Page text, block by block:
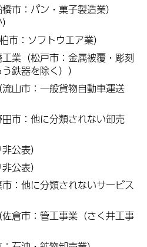
市：パン・菓子製造業）
市：ソフトウエア業）
業（松戸市：金属被覆・彫刻
鉄器を除く））
山市：一般貨物自動車運送
市：他に分類されない卸売
公表）
公表）
：他に分類されないサービス
倉市：管工事業（さく井工事